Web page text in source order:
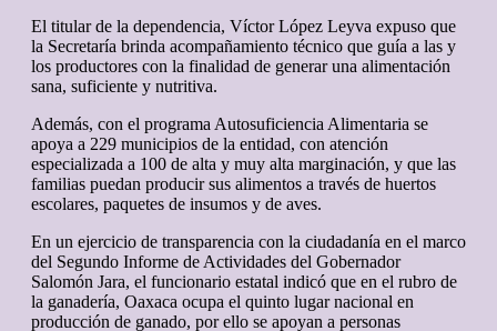
El titular de la dependencia, Víctor López Leyva expuso que
la Secretaría brinda acompañamiento técnico que guía a las y
los productores con la finalidad de generar una alimentación
sana, suficiente y nutritiva.
Además, con el programa Autosuficiencia Alimentaria se
apoya a 229 municipios de la entidad, con atención
especializada a 100 de alta y muy alta marginación, y que las
familias puedan producir sus alimentos a través de huertos
escolares, paquetes de insumos y de aves.
En un ejercicio de transparencia con la ciudadanía en el marco
del Segundo Informe de Actividades del Gobernador
Salomón Jara, el funcionario estatal indicó que en el rubro de
la ganadería, Oaxaca ocupa el quinto lugar nacional en
producción de ganado, por ello se apoyan a personas